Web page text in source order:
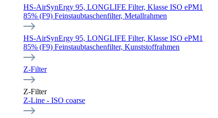
HS-AirSynErgy 95, LONGLIFE Filter, Klasse ISO ePM1
85% (F9) Feinstaubtaschenfilter, Metallrahmen
HS-AirSynErgy 95, LONGLIFE Filter, Klasse ISO ePM1
85% (F9) Feinstaubtaschenfilter, Kunststoffrahmen
Z-Filter
Z-Filter
Z-Line - ISO coarse